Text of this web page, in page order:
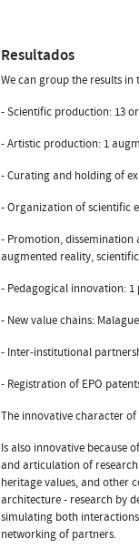
Resultados
We can group the results
- Scientific production: 13
- Artistic production: 1
- Curating and holding of
- Organization of scientific
- Promotion,
augmented reality,
- Pedagogical innovation:
- New value chains:
- Inter-institutional
- Registration of EPO
The innovative character
Is also innovative because
and articulation of
heritage values, and other
architecture - research by
simulating both
networking of partners.